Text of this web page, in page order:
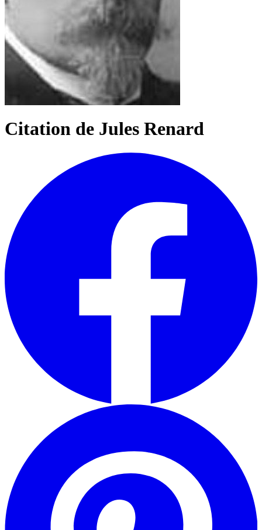
Citation de Jules Renard